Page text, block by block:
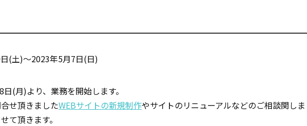
(土)～2023年5月7日(日)
(月)より、業務を開始します。
せ頂きましたWEBサイトの新規制作やサイトのリニューアルなどのご相談関し
て頂きます。